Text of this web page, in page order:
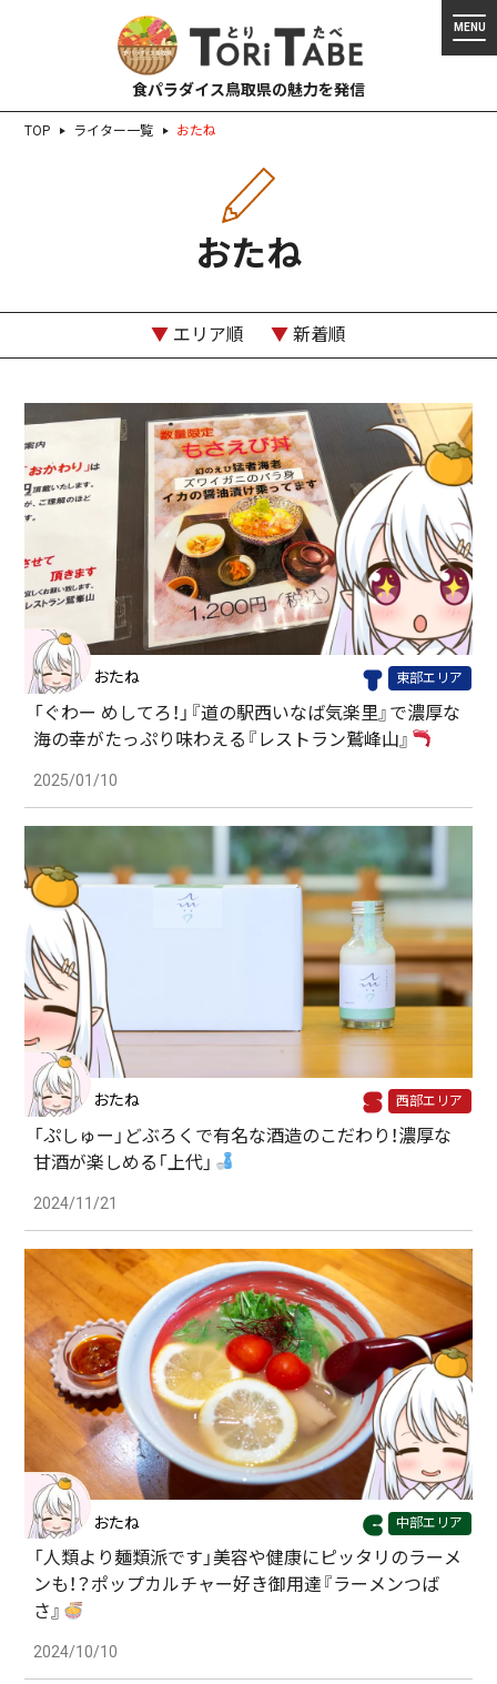
食パラダイス鳥取県の魅力を発信
TOP ライター一覧 おたね
おたね
▼ エリア順 ▼ 新着順
おたね 東部エリア
「ぐわー めしてろ！」『道の駅西いなば気楽里』で濃厚な
海の幸がたっぷり味わえる『レストラン鷲峰山』
2025/01/10
おたね 西部エリア
「ぷしゅー」どぶろくで有名な酒造のこだわり！濃厚な
甘酒が楽しめる「上代」
2024/11/21
おたね 中部エリア
「人類より麺類派です」美容や健康にピッタリのラーメ
ンも！？ポップカルチャー好き御用達『ラーメンつば
さ』
2024/10/10